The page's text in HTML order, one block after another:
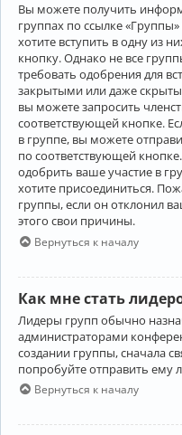
Вы можете получить
группах по ссылке
хотите вступить в одну из
кнопку. Однако не все
требовать одобрения для
закрытыми или даже
вы можете запросить
соответствующей кнопке.
в группе, вы можете
по соответствующей
одобрить ваше участие в
хотите присоединиться.
группы, если он отклонил
этого свои причины.
Вернуться к началу
Как мне стать
Лидеры групп обычно
администраторами
создании группы, сначала
попробуйте отправить ему
Вернуться к началу